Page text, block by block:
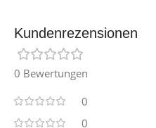
Kundenrezensionen
0 Bewertungen
0
0